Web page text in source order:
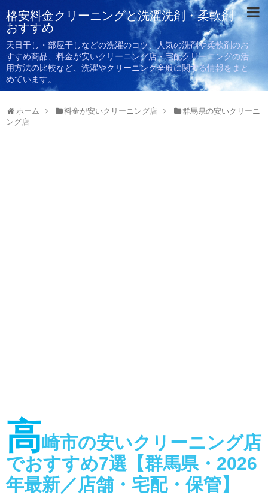
格安料金クリーニングと洗濯洗剤・柔軟剤
おすすめ
天日干し・部屋干しなどの洗濯のコツ、人気の洗剤や柔軟剤のお
すすめ商品、料金が安いクリーニング店・宅配クリーニングの活
用方法の比較など、洗濯やクリーニング全般に関する情報をまと
めています。
ホーム 料金が安いクリーニング店
群馬県の安いクリーニ
ング店
高崎市の安いクリーニング店
でおすすめ7選【群馬県・2026
年最新／店舗・宅配・保管】